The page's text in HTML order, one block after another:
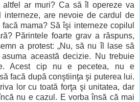
altfel ar muri? Ca să îl opereze va
interneze, are nevoie de cardul de
mama? Să îşi interneze copilul
Părintele foarte grav a răspuns,
a protest: „Nu, să nu îl lase să
această decizie. Nu trebuie
Acest cip nu e pecetea, nu e
facă după conştiinţa şi puterea lui.
lor cu toată forţa şi unitatea, dar
nu e cazul. E vorba însă că mai